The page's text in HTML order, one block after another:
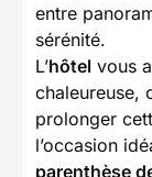
entre
sérénité.
L’hôtel vous
chaleureuse,
prolonger
l’occasion
parenthèse